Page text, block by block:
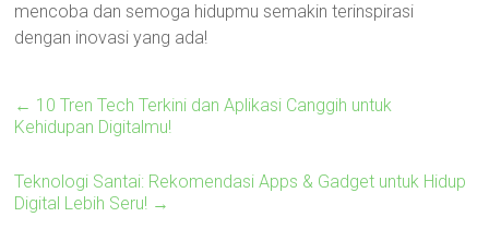
mencoba dan semoga hidupmu semakin terinspirasi
dengan inovasi yang ada!
← 10 Tren Tech Terkini dan Aplikasi Canggih untuk
Kehidupan Digitalmu!
Teknologi Santai: Rekomendasi Apps & Gadget untuk Hidup
Digital Lebih Seru! →